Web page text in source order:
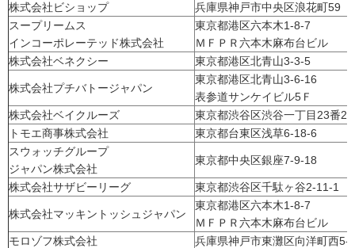
株式会社ビショップ
兵庫県神戸市中央区浪花町59
スープリームス
インコーポレーテッド株式会社
東京都港区六本木1-8-7
ＭＦＰＲ六本木麻布台ビル
株式会社ベネクシー
東京都港区北青山3-3-5
株式会社プチバトージャパン
東京都港区北青山3-6-16
表参道サンケイビル5Ｆ
株式会社ベイクルーズ
東京都渋谷区渋谷一丁目23番21
トモエ商事株式会社
東京都台東区浅草6-18-6
スウォッチグループ
ジャパン株式会社
東京都中央区銀座7-9-18
株式会社サザビーリーグ 東京都渋谷区千駄ヶ谷2-11-1
株式会社マッキントッシュジャパン
東京都港区六本木1-8-7
ＭＦＰＲ六本木麻布台ビル
モロゾフ株式会社
兵庫県神戸市東灘区向洋町西5-3